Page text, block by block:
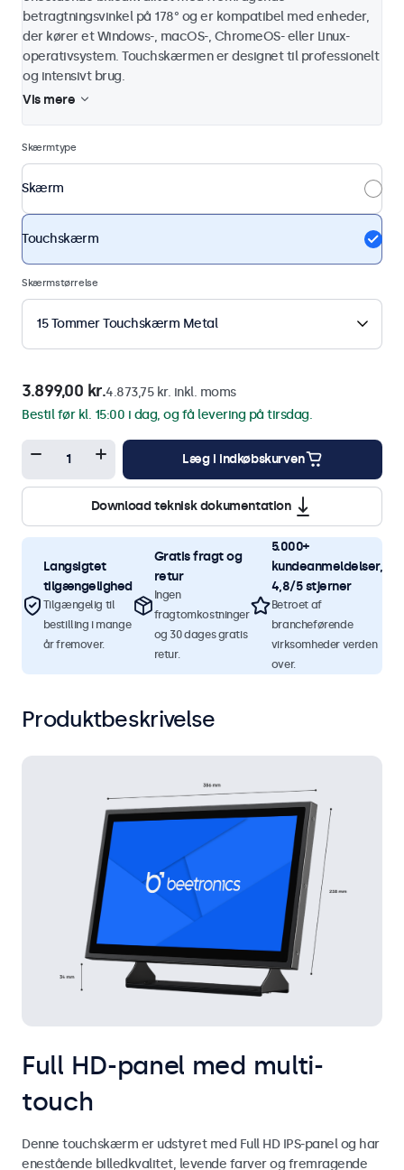
betragtningsvinkel på 178° og er kompatibel med enheder,
der kører et Windows-, macOS-, ChromeOS- eller Linux-
operativsystem. Touchskærmen er designet til professionelt
og intensivt brug.
Vis mere
Skærmtype
Skærm
Touchskærm
Skærmstørrelse
15 Tommer Touchskærm Metal
3.899,00 kr.4.873,75 kr. inkl. moms
Bestil før kl. 15:00 i dag, og få levering på tirsdag.
Læg i indkøbskurven
Download teknisk dokumentation
Langsigtet
tilgængelighed
Tilgængelig til
bestilling i mange
år fremover.
Gratis fragt og
retur
Ingen
fragtomkostninger
og 30 dages gratis
retur.
5.000+
kundeanmeldelser,
4,8/5 stjerner
Betroet af
brancheførende
virksomheder verden
over.
Produktbeskrivelse
Full HD-panel med multi-
touch
Denne touchskærm er udstyret med Full HD IPS-panel og har
enestående billedkvalitet, levende farver og fremragende